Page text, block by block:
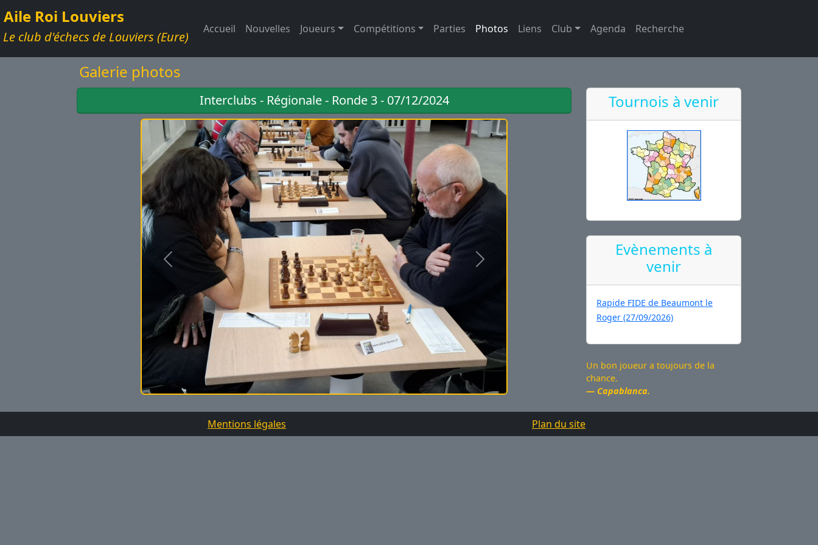
Aile Roi Louviers
Le club d'échecs de Louviers (Eure) Accueil Nouvelles Joueurs Compétitions Parties Photos Liens Club Agenda Recherche
Galerie photos
Interclubs - Régionale - Ronde 3 - 07/12/2024
Précédent Suivant
Tournois à venir
Evènements à
venir
Rapide FIDE de Beaumont le
Roger (27/09/2026)
Un bon joueur a toujours de la
chance.
Capablanca.
Mentions légales Plan du site